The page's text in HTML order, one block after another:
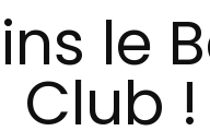
le
Club !